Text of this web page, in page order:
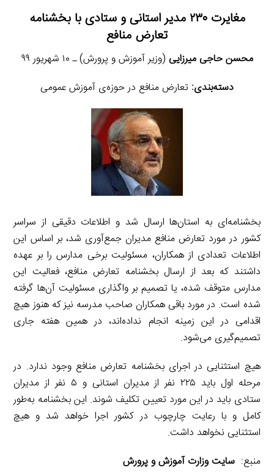
مغایرت ۲۳۰ مدیر استانی و ستادی با بخشنامه
تعارض منافع
محسن حاجی میرزایی (وزیر آموزش و پرورش) ـ ۱۰ شهریور ۹۹
دسته‌بندی: تعارض منافع در حوزه‌ی آموزش عمومی
بخشنامه‌ای به استان‌ها ارسال شد و اطلاعات دقیقی از سراسر
کشور در مورد تعارض منافع مدیران جمع‌آوری شد، بر اساس این
اطلاعات تعدادی از همکاران، مسئولیت برخی مدارس را بر عهده
داشتند که بعد از ارسال بخشنامه تعارض منافع، فعالیت این
مدارس متوقف شده، یا تصمیم بر واگذاری مسئولیت آن‌ها گرفته
شده است. در مورد باقی همکاران صاحب مدرسه نیز که هنوز هیچ
اقدامی در این زمینه انجام نداده‌اند، در همین هفته جاری
تصمیم‌گیری می‌شود.
هیچ استثنایی در اجرای بخشنامه تعارض منافع وجود ندارد. در
مرحله اول باید ۲۲۵ نفر از مدیران استانی و ۵ نفر از مدیران
ستادی باید در این مورد تعیین تکلیف شوند. این بخشنامه به‌طور
کامل و با رعایت چارچوب در کشور اجرا خواهد شد و هیچ
استثنایی نخواهد داشت.
منبع: سایت وزارت آموزش و پرورش